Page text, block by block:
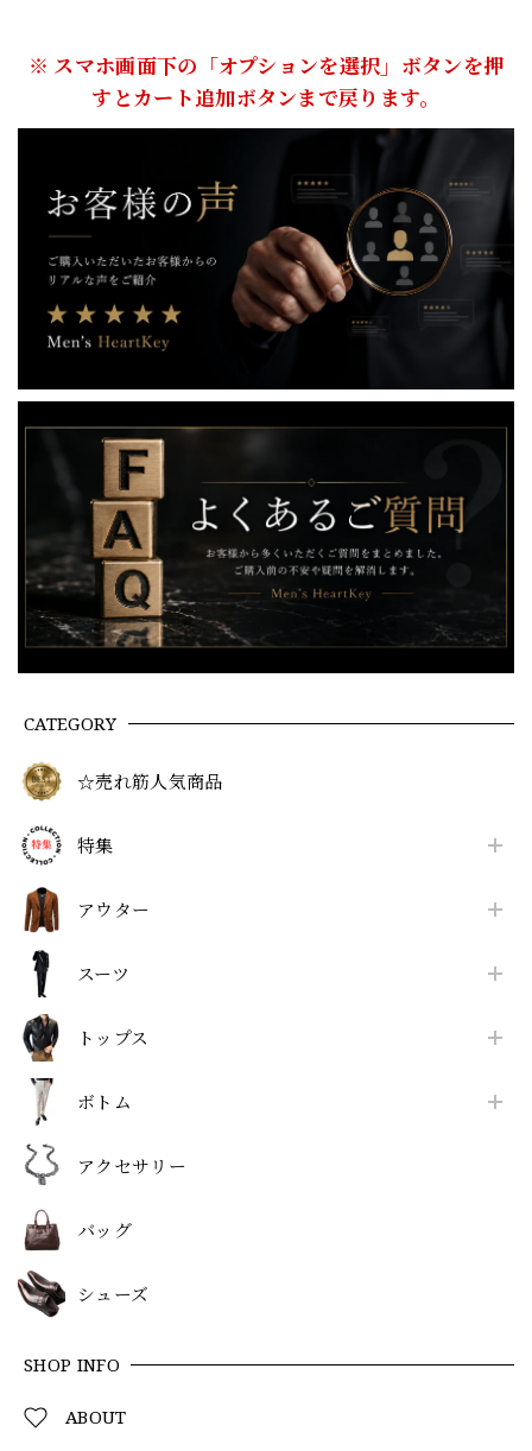
CATEGORY
☆売れ筋人気商品
特集
アウター
スーツ
トップス
ボトム
アクセサリー
バッグ
シューズ
SHOP INFO
ABOUT
※ スマホ画面下の「オプションを選択」ボタンを押
すとカート追加ボタンまで戻ります。